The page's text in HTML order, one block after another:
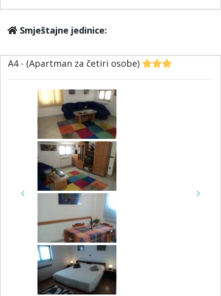
Smještajne jedinice:
A4 - (Apartman za četiri osobe)
Previous Next